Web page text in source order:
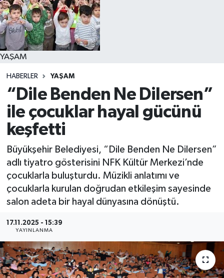
YAŞAM
HABERLER YAŞAM
“Dile Benden Ne Dilersen”
ile çocuklar hayal gücünü
keşfetti
Büyükşehir Belediyesi, “Dile Benden Ne Dilersen”
adlı tiyatro gösterisini NFK Kültür Merkezi’nde
çocuklarla buluşturdu. Müzikli anlatımı ve
çocuklarla kurulan doğrudan etkileşim sayesinde
salon adeta bir hayal dünyasına dönüştü.
17.11.2025 - 15:39
YAYINLANMA
YAŞAM